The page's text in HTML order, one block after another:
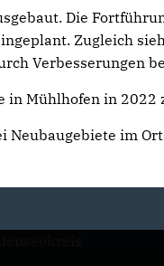
Die
Zugleich
Verbesserungen
in Mühlhofen in 2022
Neubaugebiete im